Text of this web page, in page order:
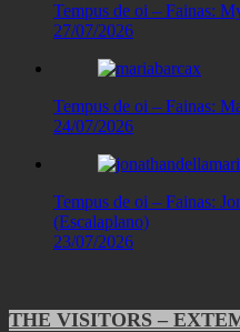
Tempus de oi – Fainas:
27/07/2026
Tempus de oi – Fainas:
24/07/2026
Tempus de oi – Fainas:
(Escalaplano)
23/07/2026
THE VISITORS –